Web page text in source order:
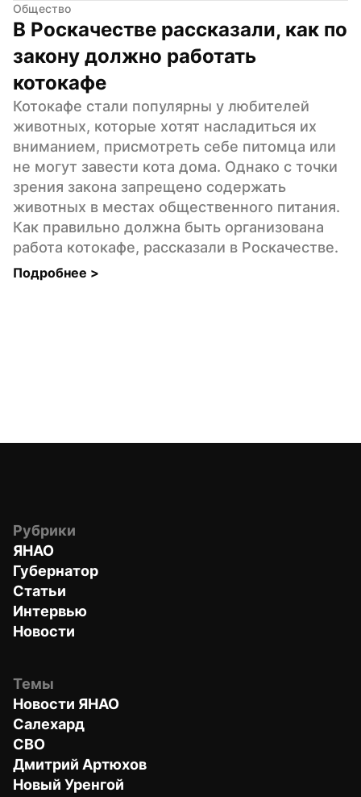
Общество
В Роскачестве рассказали, как по
закону должно работать
котокафе
Котокафе стали популярны у любителей
животных, которые хотят насладиться их
вниманием, присмотреть себе питомца или
не могут завести кота дома. Однако с точки
зрения закона запрещено содержать
животных в местах общественного питания.
Как правильно должна быть организована
работа котокафе, рассказали в Роскачестве.
Подробнее >
Рубрики
ЯНАО
Губернатор
Статьи
Интервью
Новости
Темы
Новости ЯНАО
Салехард
СВО
Дмитрий Артюхов
Новый Уренгой